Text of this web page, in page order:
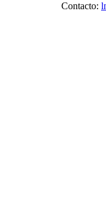
Contacto: